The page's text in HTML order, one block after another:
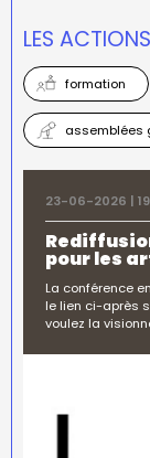
LES
formation
assemblées
23-06-2026 |
pour les
La conférence
le lien ci-après
voulez la